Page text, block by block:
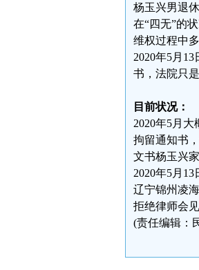
杨玉兴男退
在“四无”的
维权过程中
2020年5月
书，法院只
目前状况：
2020年5月
拘留通知书
文书杨玉兴
2020年5月
辽宁锦州凌
拒绝律师会
(责任编辑：